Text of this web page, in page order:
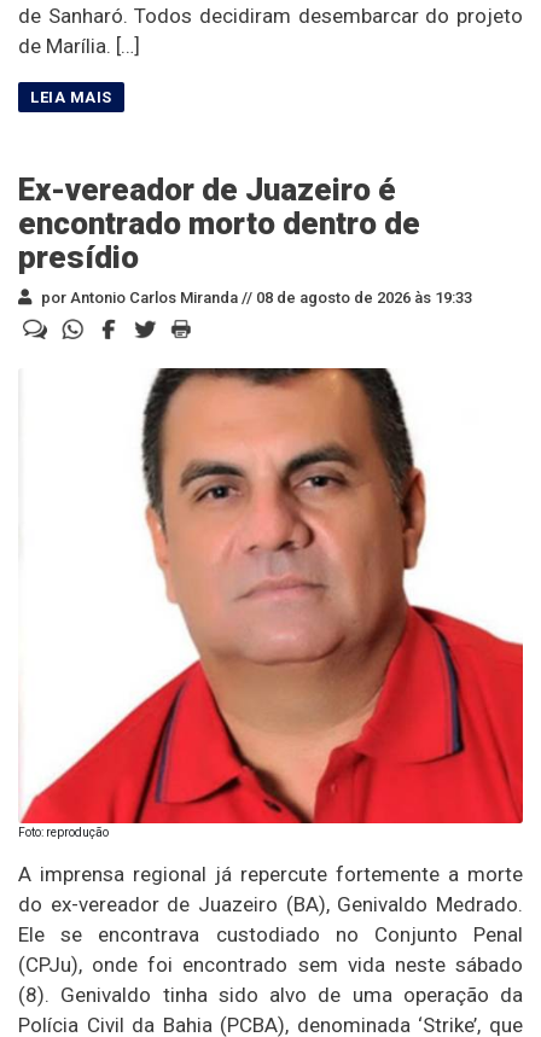
de Sanharó. Todos decidiram desembarcar do projeto
de Marília. […]
Ex-vereador de Juazeiro é
encontrado morto dentro de
presídio
por Antonio Carlos Miranda // 08 de agosto de 2026 às 19:33
Foto: reprodução
A imprensa regional já repercute fortemente a morte
do ex-vereador de Juazeiro (BA), Genivaldo Medrado.
Ele se encontrava custodiado no Conjunto Penal
(CPJu), onde foi encontrado sem vida neste sábado
(8). Genivaldo tinha sido alvo de uma operação da
Polícia Civil da Bahia (PCBA), denominada ‘Strike’, que